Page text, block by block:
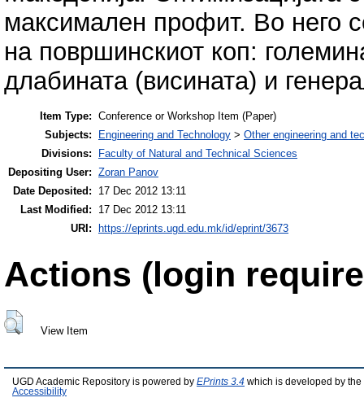
максимален профит. Во него
на површинскиот коп:
длабината (висината) и
Item Type: Conference or Workshop Item (Paper)
Subjects:
Engineering and Technology > Other engineering and
Divisions:
Faculty of Natural and Technical Sciences
Depositing User: Zoran Panov
Date Deposited:
17 Dec 2012 13:11
Last Modified:
17 Dec 2012 13:11
URI:
https://eprints.ugd.edu.mk/id/eprint/3673
Actions (login
View Item
UGD Academic Repository is powered by EPrints 3.4 which is developed by the
Accessibility